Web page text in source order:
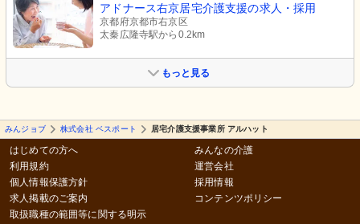
アドナース右京居宅介護支援の求人・採用
京都府京都市右京区
太秦広隆寺駅から0.2km
もっと見る
みんジョブ 株式会社 ベスポート 居宅介護支援事業所 アルハット
はじめての方へ
利用規約
個人情報保護方針
求人掲載のご案内
取扱職種の範囲等に関する明示
みんなの介護
運営会社
採用情報
コンテンツポリシー